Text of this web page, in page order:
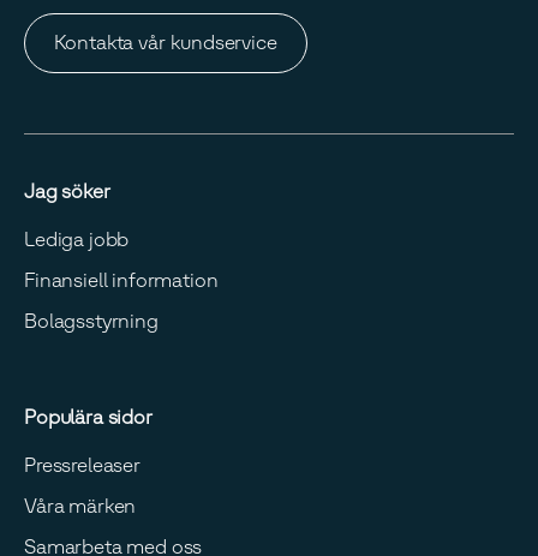
Kontakta vår kundservice
Jag söker
Lediga jobb
Finansiell information
Bolagsstyrning
Populära sidor
Pressreleaser
Våra märken
Samarbeta med oss